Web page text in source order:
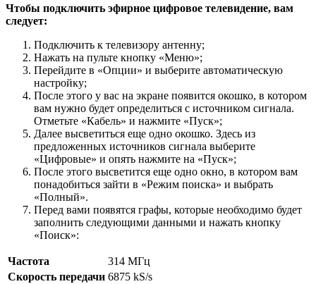
Чтобы подключить эфирное цифровое телевидение, вам
следует:
Подключить к телевизору антенну;
Нажать на пульте кнопку «Меню»;
Перейдите в «Опции» и выберите автоматическую
настройку;
После этого у вас на экране появится окошко, в котором
вам нужно будет определиться с источником сигнала.
Отметьте «Кабель» и нажмите «Пуск»;
Далее высветиться еще одно окошко. Здесь из
предложенных источников сигнала выберите
«Цифровые» и опять нажмите на «Пуск»;
После этого высветится еще одно окно, в котором вам
понадобиться зайти в «Режим поиска» и выбрать
«Полный».
Перед вами появятся графы, которые необходимо будет
заполнить следующими данными и нажать кнопку
«Поиск»:
Частота
314 МГц
Скорость передачи 6875 kS/s